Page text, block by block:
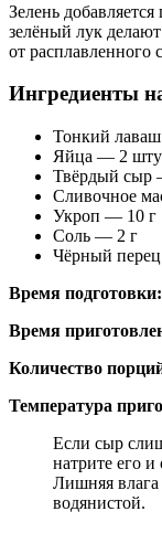
Зелень
зелёный лук
от расплавленного
Ингредиенты
Тонкий
Яйца — 2
Твёрдый сыр
Сливочное
Укроп — 10 г
Соль — 2 г
Чёрный
Время подготовки:
Время
Количество
Температура
Если сыр
натрите его и
Лишняя влага
водянистой.